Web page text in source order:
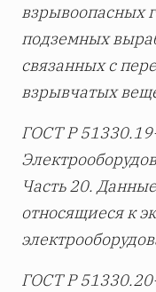
взрывоопасных
подземных
связанных с
взрывчатых
ГОСТ Р
Часть 20.
относящиеся к
ГОСТ Р